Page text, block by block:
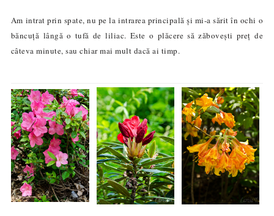
Am intrat prin spate, nu pe la intrarea principală și mi-a sărit în ochi o
băncuță lângă o tufă de liliac. Este o plăcere să zăbovești preț de
câteva minute, sau chiar mai mult dacă ai timp.